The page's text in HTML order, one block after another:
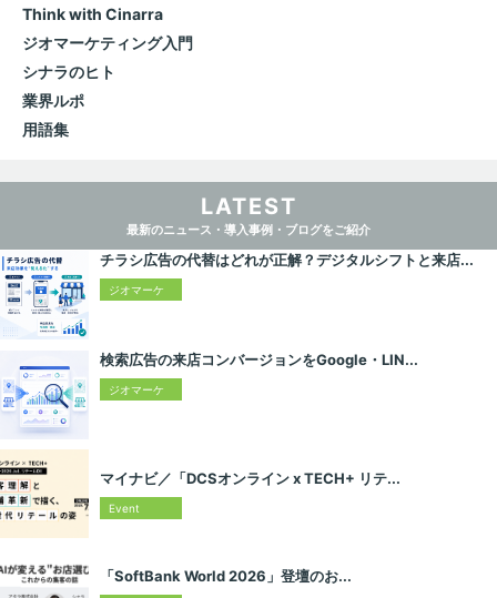
Think with Cinarra
ジオマーケティング入門
シナラのヒト
業界ルポ
用語集
LATEST
最新のニュース・導入事例・ブログをご紹介
チラシ広告の代替はどれが正解？デジタルシフトと来店...
ジオマーケ
検索広告の来店コンバージョンをGoogle・LIN...
ジオマーケ
マイナビ／「DCSオンライン x TECH+ リテ...
Event
「SoftBank World 2026」登壇のお...